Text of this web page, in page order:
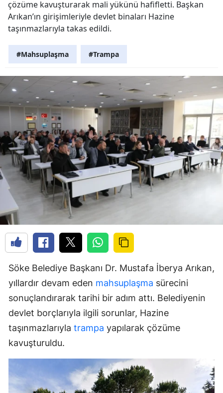
çözüme kavuşturarak mali yükünü hafifletti. Başkan
Arıkan’ın girişimleriyle devlet binaları Hazine
taşınmazlarıyla takas edildi.
#Mahsuplaşma #Trampa
Söke Belediye Başkanı Dr. Mustafa İberya Arıkan,
yıllardır devam eden mahsuplaşma sürecini
sonuçlandırarak tarihi bir adım attı. Belediyenin
devlet borçlarıyla ilgili sorunlar, Hazine
taşınmazlarıyla trampa yapılarak çözüme
kavuşturuldu.